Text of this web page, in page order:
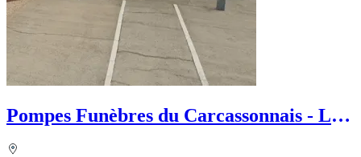
Pompes Funèbres du Carcassonnais - Le